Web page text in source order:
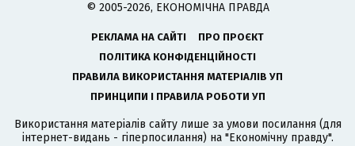
© 2005-2026, ЕКОНОМІЧНА ПРАВДА
РЕКЛАМА НА САЙТІ
ПРО ПРОЄКТ
ПОЛІТИКА КОНФІДЕНЦІЙНОСТІ
ПРАВИЛА ВИКОРИСТАННЯ МАТЕРІАЛІВ УП
ПРИНЦИПИ І ПРАВИЛА РОБОТИ УП
Використання матеріалів сайту лише за умови посилання (для
інтернет-видань - гіперпосилання) на "Економічну правду".